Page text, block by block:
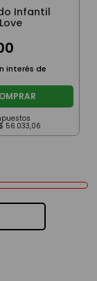
Infantil
interés de
$ 56.033,06